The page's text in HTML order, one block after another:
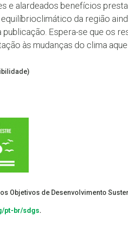
e alardeados benefícios
equilíbrioclimático da região
Espera-se que os
às mudanças do clima
Objetivos de Desenvolvimento
pt-br/sdgs.